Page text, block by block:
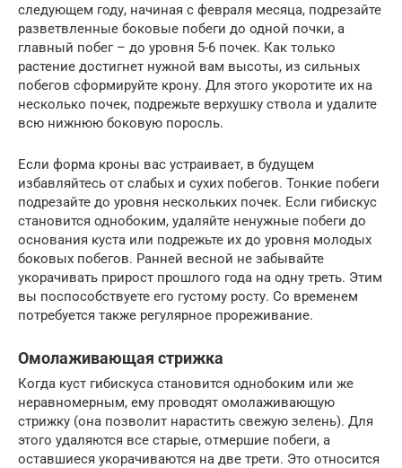
следующем году, начиная с февраля месяца, подрезайте
разветвленные боковые побеги до одной почки, а
главный побег – до уровня 5-6 почек. Как только
растение достигнет нужной вам высоты, из сильных
побегов сформируйте крону. Для этого укоротите их на
несколько почек, подрежьте верхушку ствола и удалите
всю нижнюю боковую поросль.
Если форма кроны вас устраивает, в будущем
избавляйтесь от слабых и сухих побегов. Тонкие побеги
подрезайте до уровня нескольких почек. Если гибискус
становится однобоким, удаляйте ненужные побеги до
основания куста или подрежьте их до уровня молодых
боковых побегов. Ранней весной не забывайте
укорачивать прирост прошлого года на одну треть. Этим
вы поспособствуете его густому росту. Со временем
потребуется также регулярное прореживание.
Омолаживающая стрижка
Когда куст гибискуса становится однобоким или же
неравномерным, ему проводят омолаживающую
стрижку (она позволит нарастить свежую зелень). Для
этого удаляются все старые, отмершие побеги, а
оставшиеся укорачиваются на две трети. Это относится